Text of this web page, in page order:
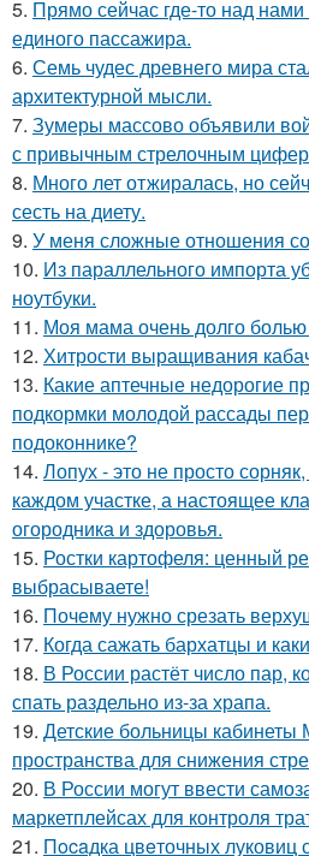
5. Прямо сейчас где-то над нами
единого пассажира.
6. Семь чудес древнего мира
архитектурной мысли.
7. Зумеры массово объявили
с привычным стрелочным
8. Много лет отжиралась, но
сесть на диету.
9. У меня сложные отношения
10. Из параллельного импорта
ноутбуки.
11. Моя мама очень долго
12. Хитрости выращивания
13. Какие аптечные недорогие
подкормки молодой рассады
подоконнике?
14. Лопух - это не просто
каждом участке, а настоящее
огородника и здоровья.
15. Ростки картофеля: ценный
выбрасываете!
16. Почему нужно срезать
17. Когда сажать бархатцы и
18. В России растёт число пар,
спать раздельно из-за храпа.
19. Детские больницы кабинеты
пространства для снижения
20. В России могут ввести
маркетплейсах для контроля
21. Пocaдка цвeточных луковиц